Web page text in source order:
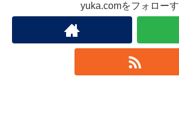
yuka.comをフォロー